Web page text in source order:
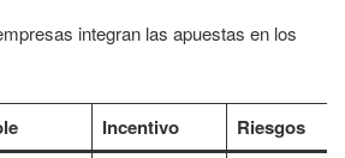
integran las apuestas en los
Incentivo Riesgos